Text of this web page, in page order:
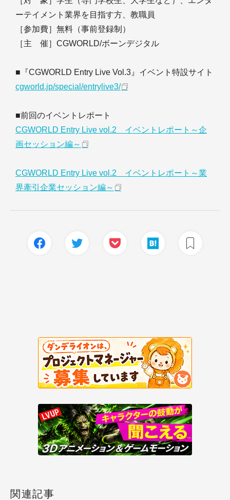
ーテイメント業界を目指す方、教職員
［参加費］無料（事前登録制）
［主 催］CGWORLD/ボーンデジタル
■『CGWORLD Entry Live Vol.3』イベント特設サイト
cgworld.jp/special/entrylive3/
■前回のイベントレポート
CGWORLD Entry Live vol.2 イベントレポート～企
画セッション編～
CGWORLD Entry Live vol.2 イベントレポート～業
界牽引企業セッション編～
関連記事